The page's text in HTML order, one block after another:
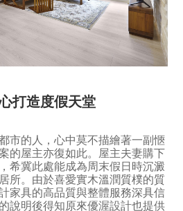
打造度假天堂
市的人，心中莫不描繪著一副愜
的屋主亦復如此。屋主夫妻購下
希冀此處能成為周末假日時沉澱
所。由於喜愛實木溫潤質樸的質
家具的高品質與整體服務深具信
說明後得知原來優渥設計也提供